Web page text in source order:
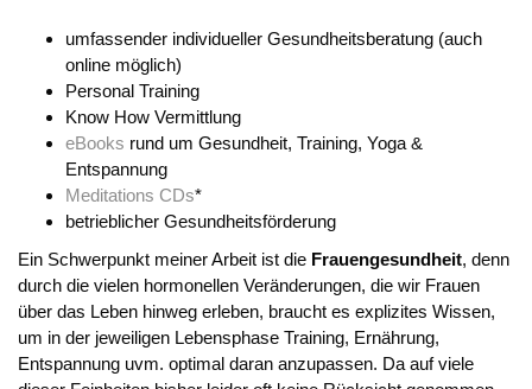
umfassender individueller Gesundheitsberatung (auch
online möglich)
Personal Training
Know How Vermittlung
eBooks rund um Gesundheit, Training, Yoga &
Entspannung
Meditations CDs*
betrieblicher Gesundheitsförderung
Ein Schwerpunkt meiner Arbeit ist die Frauengesundheit, denn
durch die vielen hormonellen Veränderungen, die wir Frauen
über das Leben hinweg erleben, braucht es explizites Wissen,
um in der jeweiligen Lebensphase Training, Ernährung,
Entspannung uvm. optimal daran anzupassen. Da auf viele